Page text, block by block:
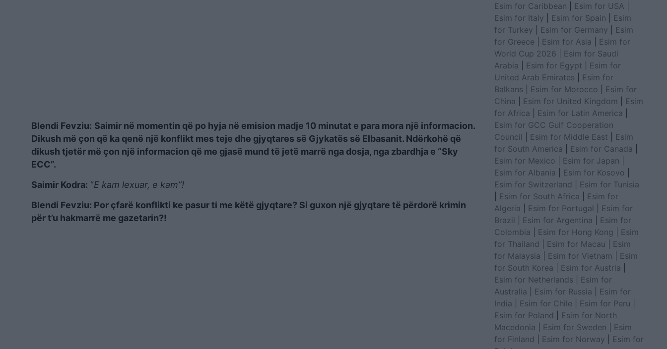
Blendi Fevziu: Saimir në momentin që po hyja në emision madje 10 minutat e para mora një informacion.
Dikush më çon që ka qenë një konflikt mes teje dhe gjyqtares së Gjykatës së Elbasanit. Ndërkohë që
dikush tjetër më çon një informacion që me gjasë mund të jetë marrë nga dosja, nga zbardhja e “Sky
ECC”.
Saimir Kodra: “E kam lexuar, e kam”!
Blendi Fevziu: Por çfarë konflikti ke pasur ti me këtë gjyqtare? Si guxon një gjyqtare të përdorë krimin
për t’u hakmarrë me gazetarin?!
Esim for Caribbean
Esim for USA
Esim for Italy
Esim for Spain
Esim
for Turkey
Esim for Germany
Esim
for Greece
Esim for Asia
Esim for
World Cup 2026
Esim for Saudi
Arabia
Esim for Egypt
Esim for
United Arab Emirates
Esim for
Balkans
Esim for Morocco
Esim for
China
Esim for United Kingdom
Esim
for Africa
Esim for Latin America
Esim for GCC Gulf Cooperation
Council
Esim for Middle East
Esim
for South America
Esim for Canada
Esim for Mexico
Esim for Japan
Esim for Albania
Esim for Kosovo
Esim for Switzerland
Esim for Tunisia
Esim for South Africa
Esim for
Algeria
Esim for Portugal
Esim for
Brazil
Esim for Argentina
Esim for
Colombia
Esim for Hong Kong
Esim
for Thailand
Esim for Macau
Esim
for Malaysia
Esim for Vietnam
Esim
for South Korea
Esim for Austria
Esim for Netherlands
Esim for
Australia
Esim for Russia
Esim for
India
Esim for Chile Esim for Peru
Esim for Poland
Esim for North
Macedonia
Esim for Sweden
Esim
for Finland
Esim for Norway
Esim for